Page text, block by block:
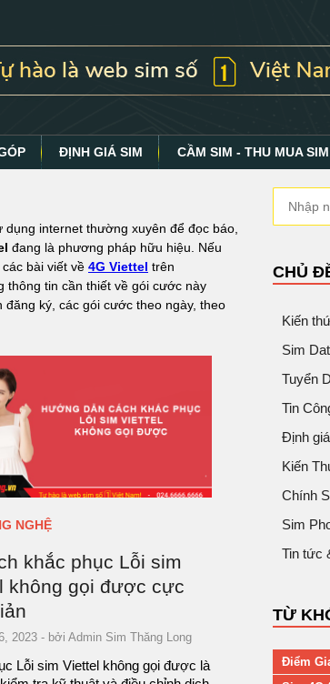
ĐỊNH GIÁ SIM CẦM SIM - THU MUA SIM
dụng internet thường xuyên để đọc báo,
đang là phương pháp hữu hiệu. Nếu
bài viết về 4G Viettel trên
thông tin cần thiết về gói cước này
ký, các gói cước theo ngày, theo
NGHỆ
khắc phục Lỗi sim
không gọi được cực
2023- bởi Admin Sim Thăng Long
Lỗi sim Viettel không gọi được là
CHỦ
Kiến
Sim
Tuyển
Tin
Định
Kiến
Chính
Sim
Tin tức
TỪ
Điểm